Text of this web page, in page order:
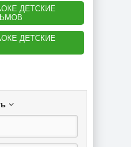
ДЕТСКИЕ
ДЕТСКИЕ